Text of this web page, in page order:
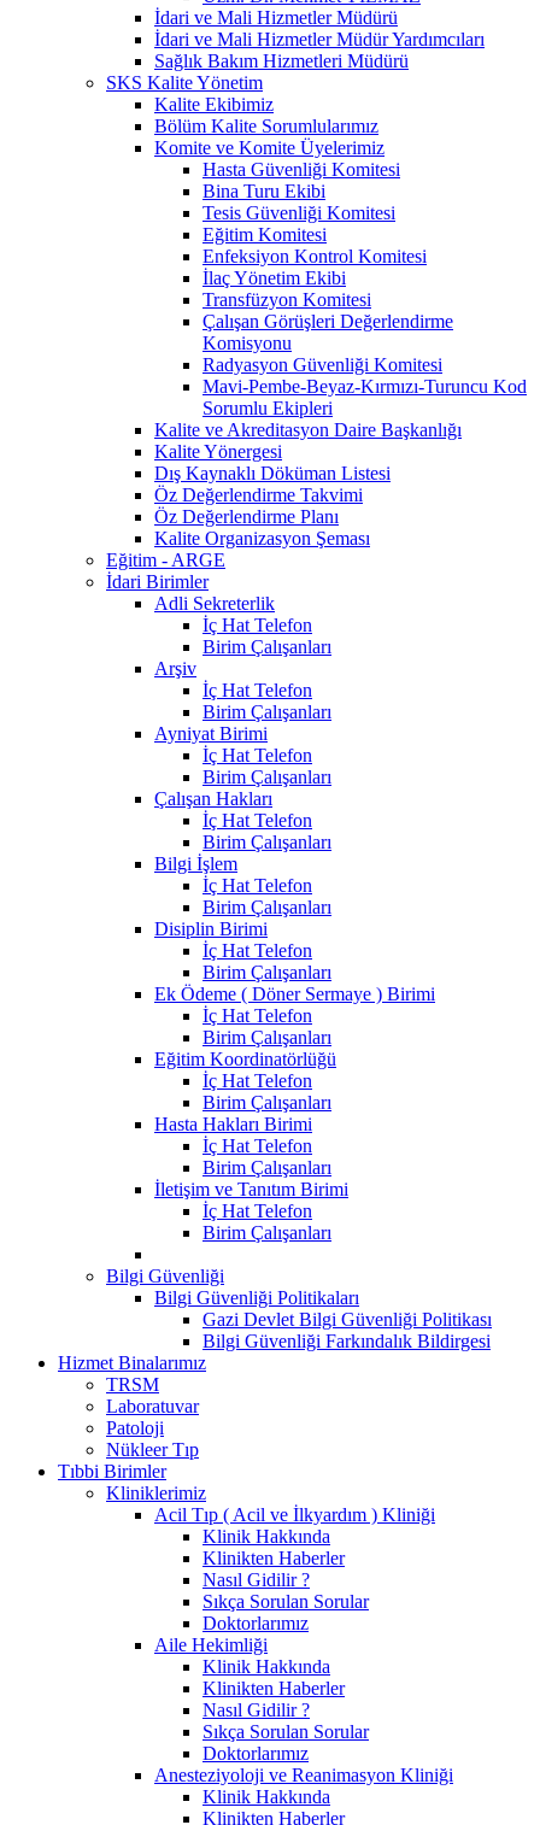
İdari ve Mali Hizmetler Müdürü
İdari ve Mali Hizmetler Müdür Yardımcıları
Sağlık Bakım Hizmetleri Müdürü
SKS Kalite Yönetim
Kalite Ekibimiz
Bölüm Kalite Sorumlularımız
Komite ve Komite Üyelerimiz
Hasta Güvenliği Komitesi
Bina Turu Ekibi
Tesis Güvenliği Komitesi
Eğitim Komitesi
Enfeksiyon Kontrol Komitesi
İlaç Yönetim Ekibi
Transfüzyon Komitesi
Çalışan Görüşleri Değerlendirme
Komisyonu
Radyasyon Güvenliği Komitesi
Mavi-Pembe-Beyaz-Kırmızı-Turuncu Kod
Sorumlu Ekipleri
Kalite ve Akreditasyon Daire Başkanlığı
Kalite Yönergesi
Dış Kaynaklı Döküman Listesi
Öz Değerlendirme Takvimi
Öz Değerlendirme Planı
Kalite Organizasyon Şeması
Eğitim - ARGE
İdari Birimler
Adli Sekreterlik
İç Hat Telefon
Birim Çalışanları
Arşiv
İç Hat Telefon
Birim Çalışanları
Ayniyat Birimi
İç Hat Telefon
Birim Çalışanları
Çalışan Hakları
İç Hat Telefon
Birim Çalışanları
Bilgi İşlem
İç Hat Telefon
Birim Çalışanları
Disiplin Birimi
İç Hat Telefon
Birim Çalışanları
Ek Ödeme ( Döner Sermaye ) Birimi
İç Hat Telefon
Birim Çalışanları
Eğitim Koordinatörlüğü
İç Hat Telefon
Birim Çalışanları
Hasta Hakları Birimi
İç Hat Telefon
Birim Çalışanları
İletişim ve Tanıtım Birimi
İç Hat Telefon
Birim Çalışanları
Bilgi Güvenliği
Bilgi Güvenliği Politikaları
Gazi Devlet Bilgi Güvenliği Politikası
Bilgi Güvenliği Farkındalık Bildirgesi
Hizmet Binalarımız
TRSM
Laboratuvar
Patoloji
Nükleer Tıp
Tıbbi Birimler
Kliniklerimiz
Acil Tıp ( Acil ve İlkyardım ) Kliniği
Klinik Hakkında
Klinikten Haberler
Nasıl Gidilir ?
Sıkça Sorulan Sorular
Doktorlarımız
Aile Hekimliği
Klinik Hakkında
Klinikten Haberler
Nasıl Gidilir ?
Sıkça Sorulan Sorular
Doktorlarımız
Anesteziyoloji ve Reanimasyon Kliniği
Klinik Hakkında
Klinikten Haberler